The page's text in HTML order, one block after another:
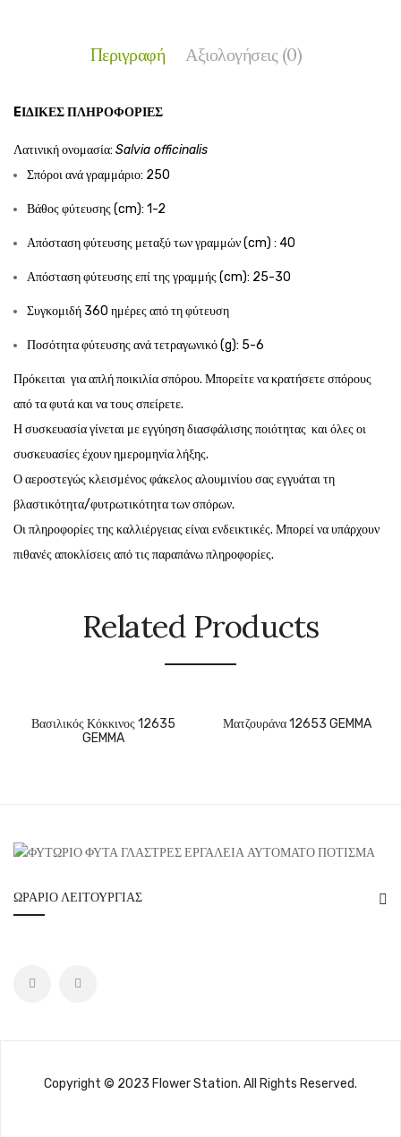
Περιγραφή Αξιολογήσεις (0)
EΙΔΙΚΈΣ ΠΛΗΡΟΦΟΡΊΕΣ
Λατινική ονομασία: Salvia officinalis
Σπόροι ανά γραμμάριο: 250
Βάθος φύτευσης (cm): 1-2
Απόσταση φύτευσης μεταξύ των γραμμών (cm) : 40
Απόσταση φύτευσης επί της γραμμής (cm): 25-30
Συγκομιδή 360 ημέρες από τη φύτευση
Ποσότητα φύτευσης ανά τετραγωνικό (g): 5-6
Πρόκειται για απλή ποικιλία σπόρου. Μπορείτε να κρατήσετε σπόρους
από τα φυτά και να τους σπείρετε.
Η συσκευασία γίνεται με εγγύηση διασφάλισης ποιότητας και όλες οι
συσκευασίες έχουν ημερομηνία λήξης.
Ο αεροστεγώς κλεισμένος φάκελος αλουμινίου σας εγγυάται τη
βλαστικότητα/φυτρωτικότητα των σπόρων.
Οι πληροφορίες της καλλιέργειας είναι ενδεικτικές. Μπορεί να υπάρχουν
πιθανές αποκλίσεις από τις παραπάνω πληροφορίες.
Related Products
Βασιλικός Κόκκινος 12635
GEMMA
Ματζουράνα 12653 GEMMA
ΩΡΆΡΙΟ ΛΕΙΤΟΥΡΓΊΑΣ
Copyright © 2023 Flower Station. All Rights Reserved.